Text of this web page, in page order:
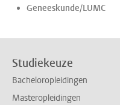
Geneeskunde/LUMC
Studiekeuze
Bacheloropleidingen
Masteropleidingen